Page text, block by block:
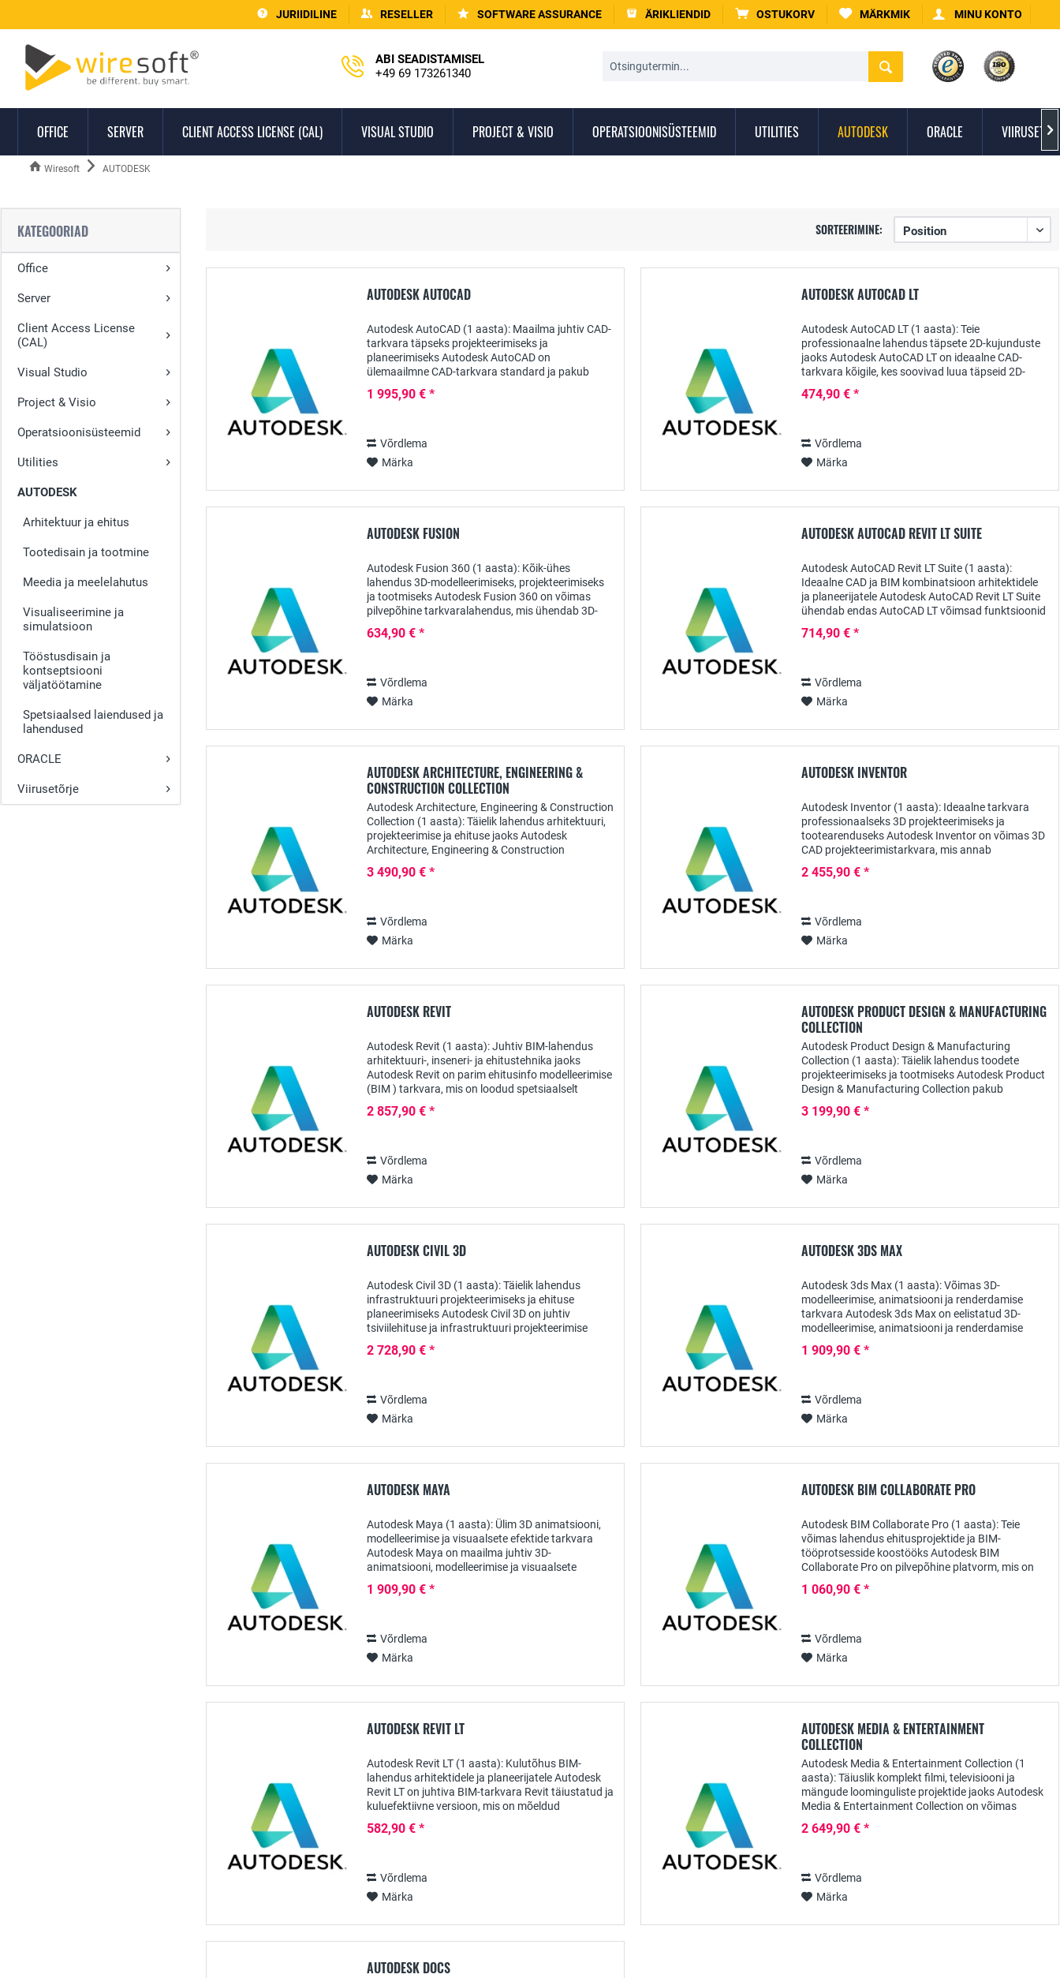
JURIIDILINE RESELLER SOFTWARE ASSURANCE ÄRIKLIENDID OSTUKORV MÄRKMIK MINU KONTO
ABI SEADISTAMISEL
+49 69 173261340
OFFICE SERVER CLIENT ACCESS LICENSE (CAL) VISUAL STUDIO PROJECT & VISIO OPERATSIOONISÜSTEEMID UTILITIES AUTODESK ORACLE 
Wiresoft AUTODESK
KATEGOORIAD
Office
Server
Client Access License
(CAL)
Visual Studio
Project & Visio
Operatsioonisüsteemid
Utilities
AUTODESK
Arhitektuur ja ehitus
Tootedisain ja tootmine
Meedia ja meelelahutus
Visualiseerimine ja
simulatsioon
Tööstusdisain ja
kontseptsiooni
väljatöötamine
Spetsiaalsed laiendused ja
lahendused
ORACLE
Viirusetõrje
SORTEERIMINE:
AUTODESK AUTOCAD
Autodesk AutoCAD (1 aasta): Maailma juhtiv CAD-
tarkvara täpseks projekteerimiseks ja
planeerimiseks Autodesk AutoCAD on
ülemaailmne CAD-tarkvara standard ja pakub
ja planeerimise tõhusaks...
1 995,90 € *
Võrdlema
Märka
AUTODESK AUTOCAD LT
Autodesk AutoCAD LT (1 aasta): Teie
professionaalne lahendus täpsete 2D-kujunduste
jaoks Autodesk AutoCAD LT on ideaalne CAD-
tarkvara kõigile, kes soovivad luua täpseid 2D-
funktsioonideta, mis...
474,90 € *
Võrdlema
Märka
AUTODESK FUSION
Autodesk Fusion 360 (1 aasta): Kõik-ühes
lahendus 3D-modelleerimiseks, projekteerimiseks
ja tootmiseks Autodesk Fusion 360 on võimas
pilvepõhine tarkvaralahendus, mis ühendab 3D-
tootmise...
634,90 € *
Võrdlema
Märka
AUTODESK AUTOCAD REVIT LT SUITE
Autodesk AutoCAD Revit LT Suite (1 aasta):
Ideaalne CAD ja BIM kombinatsioon arhitektidele
ja planeerijatele Autodesk AutoCAD Revit LT Suite
ühendab endas AutoCAD LT võimsad funktsioonid
mis...
714,90 € *
Võrdlema
Märka
AUTODESK ARCHITECTURE, ENGINEERING &
CONSTRUCTION COLLECTION
Autodesk Architecture, Engineering & Construction
Collection (1 aasta): Täielik lahendus arhitektuuri,
projekteerimise ja ehituse jaoks Autodesk
Architecture, Engineering & Construction
3 490,90 € *
Võrdlema
Märka
AUTODESK INVENTOR
Autodesk Inventor (1 aasta): Ideaalne tarkvara
professionaalseks 3D projekteerimiseks ja
tootearenduseks Autodesk Inventor on võimas 3D
CAD projekteerimistarkvara, mis annab
vahendid...
2 455,90 € *
Võrdlema
Märka
AUTODESK REVIT
Autodesk Revit (1 aasta): Juhtiv BIM-lahendus
arhitektuuri-, inseneri- ja ehitustehnika jaoks
Autodesk Revit on parim ehitusinfo modelleerimise
(BIM ) tarkvara, mis on loodud spetsiaalselt
2 857,90 € *
Võrdlema
Märka
AUTODESK PRODUCT DESIGN & MANUFACTURING
COLLECTION
Autodesk Product Design & Manufacturing
Collection (1 aasta): Täielik lahendus toodete
projekteerimiseks ja tootmiseks Autodesk Product
Design & Manufacturing Collection pakub
tarkvaralahendustest, mis on...
3 199,90 € *
Võrdlema
Märka
AUTODESK CIVIL 3D
Autodesk Civil 3D (1 aasta): Täielik lahendus
infrastruktuuri projekteerimiseks ja ehituse
planeerimiseks Autodesk Civil 3D on juhtiv
tsiviilehituse ja infrastruktuuri projekteerimise
2 728,90 € *
Võrdlema
Märka
AUTODESK 3DS MAX
Autodesk 3ds Max (1 aasta): Võimas 3D-
modelleerimise, animatsiooni ja renderdamise
tarkvara Autodesk 3ds Max on eelistatud 3D-
modelleerimise, animatsiooni ja renderdamise
kes soovivad...
1 909,90 € *
Võrdlema
Märka
AUTODESK MAYA
Autodesk Maya (1 aasta): Ülim 3D animatsiooni,
modelleerimise ja visuaalsete efektide tarkvara
Autodesk Maya on maailma juhtiv 3D-
animatsiooni, modelleerimise ja visuaalsete
spetsiaalselt filmi,...
1 909,90 € *
Võrdlema
Märka
AUTODESK BIM COLLABORATE PRO
Autodesk BIM Collaborate Pro (1 aasta): Teie
võimas lahendus ehitusprojektide ja BIM-
tööprotsesside koostööks Autodesk BIM
Collaborate Pro on pilvepõhine platvorm, mis on
aastase...
1 060,90 € *
Võrdlema
Märka
AUTODESK REVIT LT
Autodesk Revit LT (1 aasta): Kulutõhus BIM-
lahendus arhitektidele ja planeerijatele Autodesk
Revit LT on juhtiva BIM-tarkvara Revit täiustatud ja
kuluefektiivne versioon, mis on mõeldud
582,90 € *
Võrdlema
Märka
AUTODESK MEDIA & ENTERTAINMENT
COLLECTION
Autodesk Media & Entertainment Collection (1
aasta): Täiuslik komplekt filmi, televisiooni ja
mängude loominguliste projektide jaoks Autodesk
Media & Entertainment Collection on võimas
filmi,...
2 649,90 € *
Võrdlema
Märka
AUTODESK DOCS